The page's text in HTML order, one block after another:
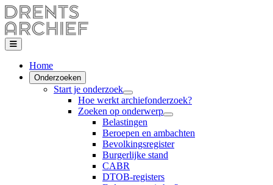
Home
Onderzoeken
Start je onderzoek
Hoe werkt archiefonderzoek?
Zoeken op onderwerp
Belastingen
Beroepen en ambachten
Bevolkingsregister
Burgerlijke stand
CABR
DTOB-registers